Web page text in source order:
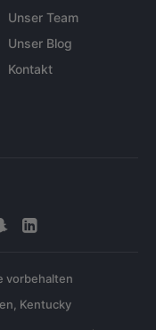
Unser Team
Unser Blog
Kontakt
vorbehalten